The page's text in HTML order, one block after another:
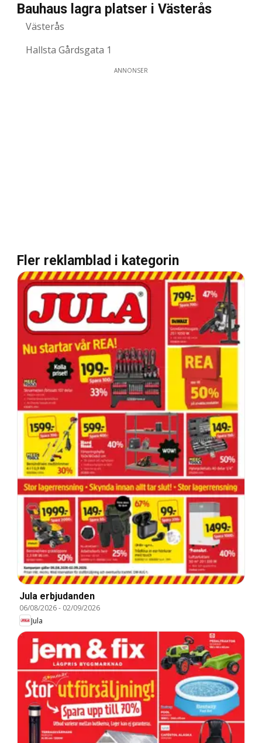
Bauhaus lagra platser i Västerås
Västerås
Hallsta Gårdsgata 1
ANNONSER
Fler reklamblad i kategorin
Jula erbjudanden
06/08/2026- 02/09/2026
Jula